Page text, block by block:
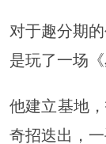
对于趣分期
是玩了一场
他建立基地
奇招迭出，